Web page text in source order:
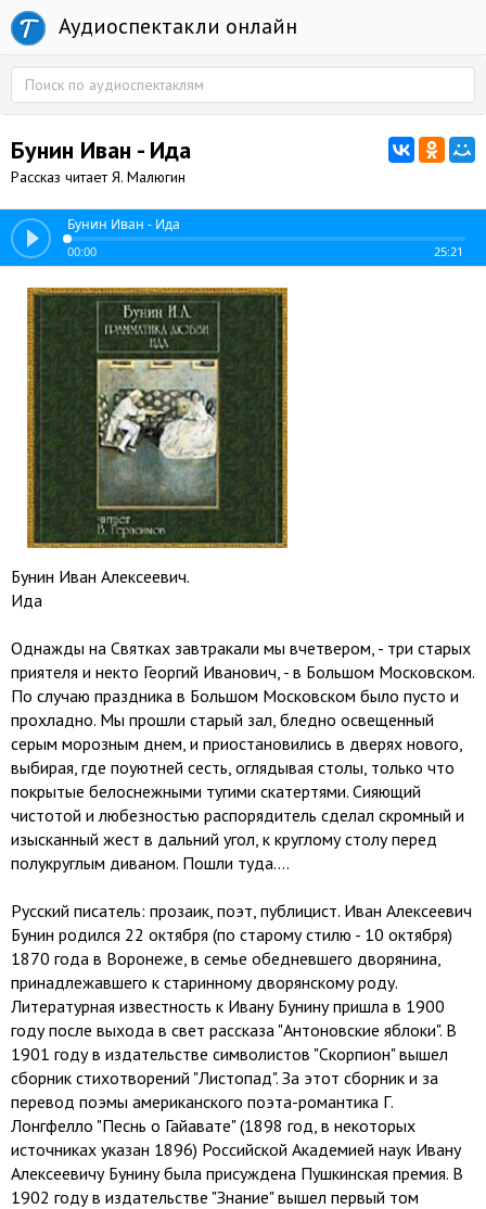
Аудиоспектакли онлайн
Бунин Иван - Ида
Рассказ читает Я. Малюгин
Бунин Иван - Ида
00:00 25:21
Бунин Иван Алексеевич.
Ида
Однажды на Святках завтракали мы вчетвером, - три старых
приятеля и некто Георгий Иванович, - в Большом Московском.
По случаю праздника в Большом Московском было пусто и
прохладно. Мы прошли старый зал, бледно освещенный
серым морозным днем, и приостановились в дверях нового,
выбирая, где поуютней сесть, оглядывая столы, только что
покрытые белоснежными тугими скатертями. Сияющий
чистотой и любезностью распорядитель сделал скромный и
изысканный жест в дальний угол, к круглому столу перед
полукруглым диваном. Пошли туда....
Русский писатель: прозаик, поэт, публицист. Иван Алексеевич
Бунин родился 22 октября (по старому стилю - 10 октября)
1870 года в Воронеже, в семье обедневшего дворянина,
принадлежавшего к старинному дворянскому роду.
Литературная известность к Ивану Бунину пришла в 1900
году после выхода в свет рассказа "Антоновские яблоки". В
1901 году в издательстве символистов "Скорпион" вышел
сборник стихотворений "Листопад". За этот сборник и за
перевод поэмы американского поэта-романтика Г.
Лонгфелло "Песнь о Гайавате" (1898 год, в некоторых
источниках указан 1896) Российской Академией наук Ивану
Алексеевичу Бунину была присуждена Пушкинская премия. В
1902 году в издательстве "Знание" вышел первый том